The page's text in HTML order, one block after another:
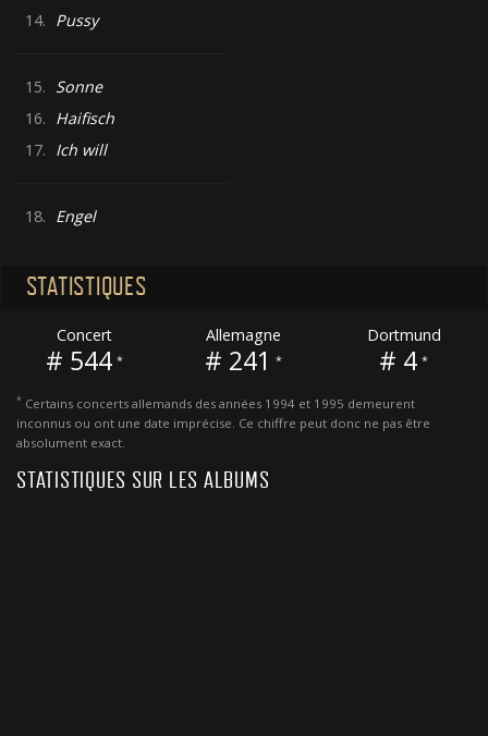
14. Pussy
15. Sonne
16. Haifisch
17. Ich will
18. Engel
STATISTIQUES
Concert
# 544 *
Allemagne
# 241 *
Dortmund
# 4 *
* Certains concerts allemands des années 1994 et 1995 demeurent
inconnus ou ont une date imprécise. Ce chiffre peut donc ne pas être
absolument exact.
STATISTIQUES SUR LES ALBUMS